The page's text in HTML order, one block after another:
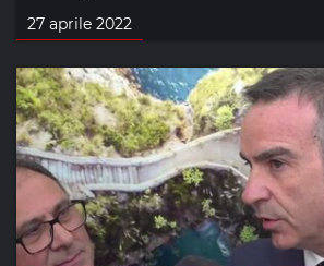
27 aprile 2022